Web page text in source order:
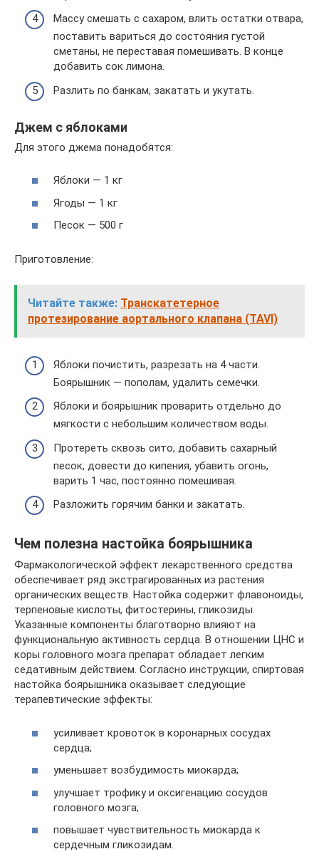
Массу смешать с сахаром, влить остатки отвара,
поставить вариться до состояния густой
сметаны, не переставая помешивать. В конце
добавить сок лимона.
Разлить по банкам, закатать и укутать.
Джем с яблоками
Для этого джема понадобятся:
Яблоки — 1 кг
Ягоды — 1 кг
Песок — 500 г
Приготовление:
Читайте также: Транскатетерное
протезирование аортального клапана (TAVI)
Яблоки почистить, разрезать на 4 части.
Боярышник — пополам, удалить семечки.
Яблоки и боярышник проварить отдельно до
мягкости с небольшим количеством воды.
Протереть сквозь сито, добавить сахарный
песок, довести до кипения, убавить огонь,
варить 1 час, постоянно помешивая.
Разложить горячим банки и закатать.
Чем полезна настойка боярышника
Фармакологической эффект лекарственного средства
обеспечивает ряд экстрагированных из растения
органических веществ. Настойка содержит флавоноиды,
терпеновые кислоты, фитостерины, гликозиды.
Указанные компоненты благотворно влияют на
функциональную активность сердца. В отношении ЦНС и
коры головного мозга препарат обладает легким
седативным действием. Согласно инструкции, спиртовая
настойка боярышника оказывает следующие
терапевтические эффекты:
усиливает кровоток в коронарных сосудах
сердца;
уменьшает возбудимость миокарда;
улучшает трофику и оксигенацию сосудов
головного мозга;
повышает чувствительность миокарда к
сердечным гликозидам.